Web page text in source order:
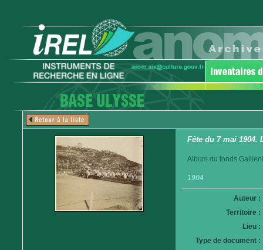
Fête du 7 mai 1904.
Album du fonds
1904
Auteur :
Territoire :
Lieu :
Type de document :